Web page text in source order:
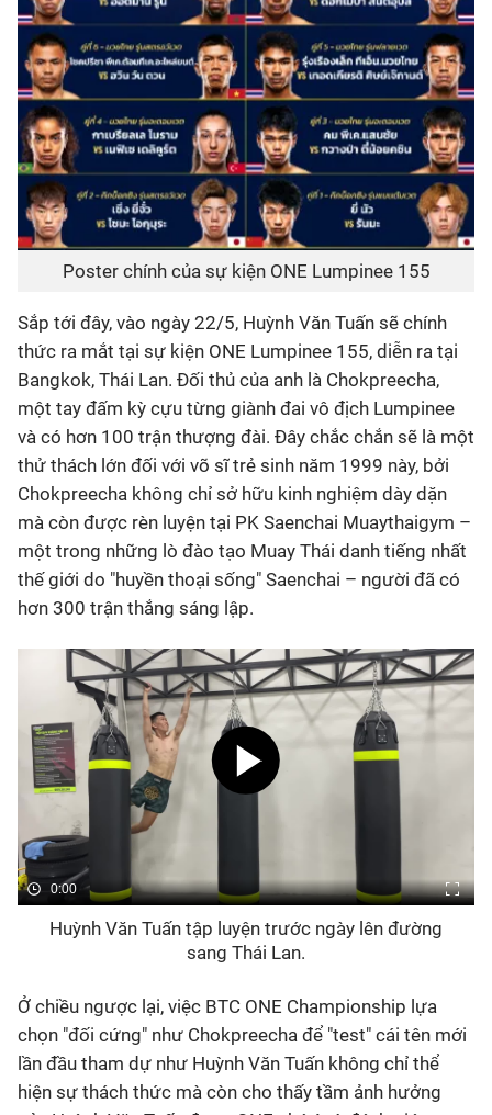
Poster chính của sự kiện ONE Lumpinee 155
Sắp tới đây, vào ngày 22/5, Huỳnh Văn Tuấn sẽ chính
thức ra mắt tại sự kiện ONE Lumpinee 155, diễn ra tại
Bangkok, Thái Lan. Đối thủ của anh là Chokpreecha,
một tay đấm kỳ cựu từng giành đai vô địch Lumpinee
và có hơn 100 trận thượng đài. Đây chắc chắn sẽ là một
thử thách lớn đối với võ sĩ trẻ sinh năm 1999 này, bởi
Chokpreecha không chỉ sở hữu kinh nghiệm dày dặn
mà còn được rèn luyện tại PK Saenchai Muaythaigym –
một trong những lò đào tạo Muay Thái danh tiếng nhất
thế giới do "huyền thoại sống" Saenchai – người đã có
hơn 300 trận thắng sáng lập.
0:00
Huỳnh Văn Tuấn tập luyện trước ngày lên đường
sang Thái Lan.
Ở chiều ngược lại, việc BTC ONE Championship lựa
chọn "đối cứng" như Chokpreecha để "test" cái tên mới
lần đầu tham dự như Huỳnh Văn Tuấn không chỉ thể
hiện sự thách thức mà còn cho thấy tầm ảnh hưởng